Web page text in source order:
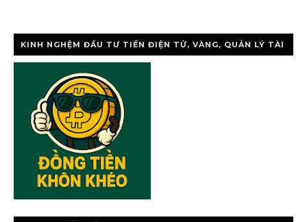
KINH NGHỆM ĐẦU TƯ TIỀN ĐIỆN TỬ, VÀNG, QUẢN LÝ TÀI